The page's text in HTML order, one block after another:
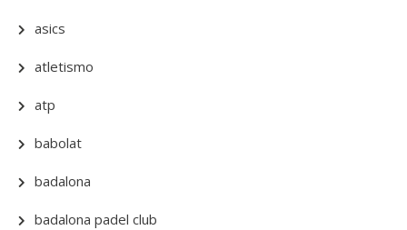
asics
atletismo
atp
babolat
badalona
badalona padel club